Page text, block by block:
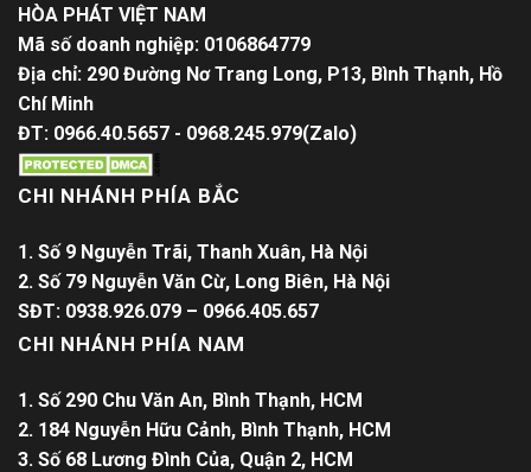
HÒA PHÁT VIỆT NAM
Mã số doanh nghiệp: 0106864779
Địa chỉ: 290 Đường Nơ Trang Long, P13, Bình Thạnh, Hồ
Chí Minh
ĐT: 0966.40.5657 - 0968.245.979(Zalo)
CHI NHÁNH PHÍA BẮC
1. Số 9 Nguyễn Trãi, Thanh Xuân, Hà Nội
2. Số 79 Nguyễn Văn Cừ, Long Biên, Hà Nội
SĐT: 0938.926.079 – 0966.405.657
CHI NHÁNH PHÍA NAM
1. Số 290 Chu Văn An, Bình Thạnh, HCM
2. 184 Nguyễn Hữu Cảnh, Bình Thạnh, HCM
3. Số 68 Lương Đình Của, Quận 2, HCM